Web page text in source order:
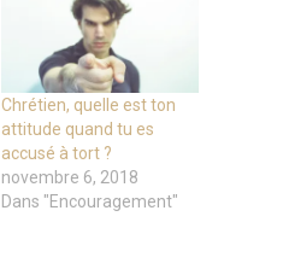
Chrétien, quelle est ton
attitude quand tu es
accusé à tort ?
novembre 6, 2018
Dans "Encouragement"